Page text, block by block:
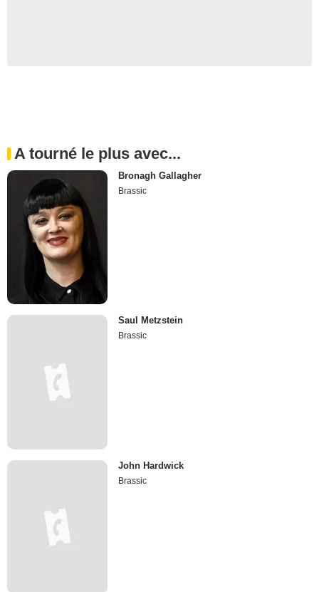
A tourné le plus avec...
Bronagh Gallagher
Brassic
Saul Metzstein
Brassic
John Hardwick
Brassic